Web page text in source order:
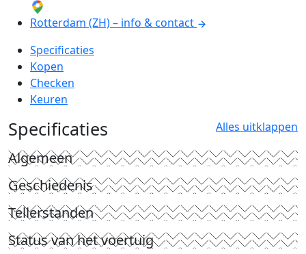
Rotterdam (ZH) – info & contact
Specificaties
Kopen
Checken
Keuren
Specificaties Alles uitklappen
Algemeen
Geschiedenis
Tellerstanden
Status van het voertuig